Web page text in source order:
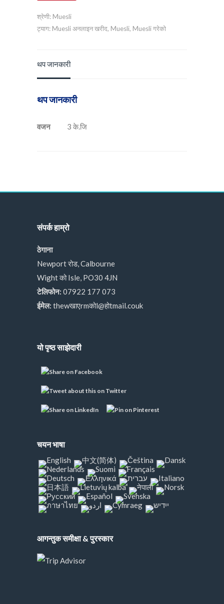
श्रेणी: Muesli
ट्याग: Muesli अनलाइन खरीद, Muesli, Muesli गरेको
थप जानकारी
थप जानकारी
वजन 3 के.जि
संपर्क हाम्रो
ठेगाना
Newport रोड, Calbourne
Wight को Isle, PO30 4JN
टेलिफोन: 07922 177 073
ईमेल: thewखाएrmकोl@होtmail.couk
यो पृष्ठ साझेदारी
चयन भाषा
आगन्तुक समीक्षा & पुरस्कार